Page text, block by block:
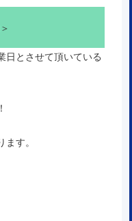
日とさせて頂いている
す。